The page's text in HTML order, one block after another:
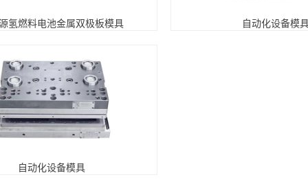
氢燃料电池金属双极板模具 自动化设备模
自动化设备模具